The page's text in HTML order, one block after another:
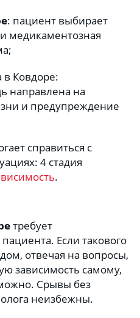
: пациент выбирает
медикаментозная
в Ковдоре:
направлена на
и предупреждение
4 стадия
.
требует
Если такового
отвечая на вопросы,
зависимость самому,
Срывы без
неизбежны.